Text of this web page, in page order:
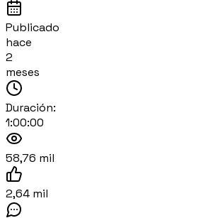
Publicado
hace
2
meses
Duración:
1:00:00
58,76 mil
2,64 mil